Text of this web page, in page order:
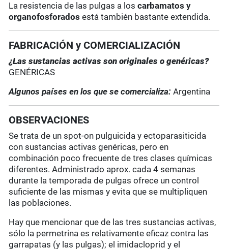
La resistencia de las pulgas a loscarbamatos y
organofosforados está también bastante extendida.
FABRICACIÓN y COMERCIALIZACIÓN
¿Las sustancias activas son originales o genéricas?
GENÉRICAS
Algunos países en los que se comercializa:Argentina
OBSERVACIONES
Se trata de un spot-on pulguicida y ectoparasiticida
con sustancias activas genéricas, pero en
combinación poco frecuente de tres clases químicas
diferentes. Administrado aprox. cada 4 semanas
durante la temporada de pulgas ofrece un control
suficiente de las mismas y evita que se multipliquen
las poblaciones.
Hay que mencionar que de las tres sustancias activas,
sólo la permetrina es relativamente eficaz contra las
garrapatas (y las pulgas); el imidacloprid y el